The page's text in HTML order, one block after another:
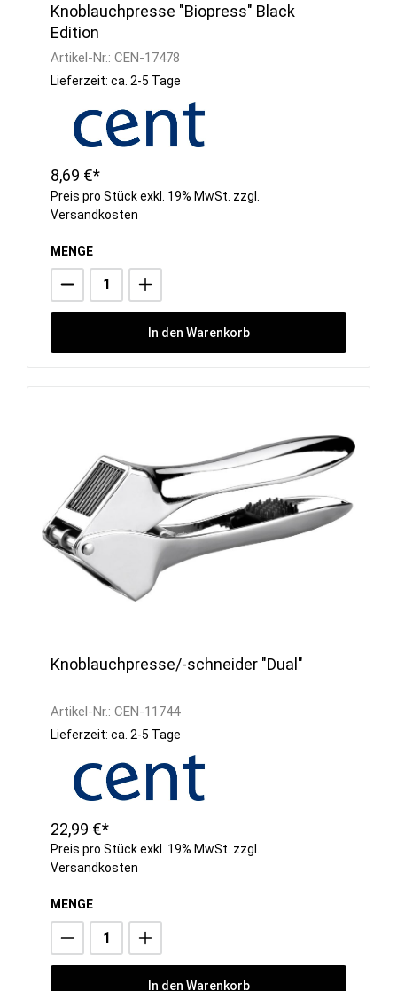
Knoblauchpresse "Biopress" Black
Edition
Artikel-Nr.: CEN-17478
Lieferzeit: ca. 2-5 Tage
8,69 €*
Preis pro Stück exkl. 19% MwSt. zzgl.
Versandkosten
MENGE
In den Warenkorb
Knoblauchpresse/-schneider "Dual"
Artikel-Nr.: CEN-11744
Lieferzeit: ca. 2-5 Tage
22,99 €*
Preis pro Stück exkl. 19% MwSt. zzgl.
Versandkosten
MENGE
In den Warenkorb